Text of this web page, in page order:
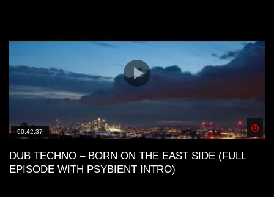
00:42:37
DUB TECHNO – BORN ON THE EAST SIDE (FULL
EPISODE WITH PSYBIENT INTRO)